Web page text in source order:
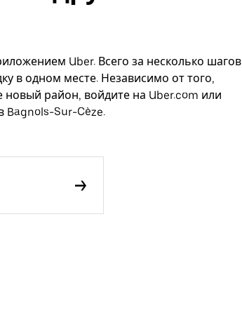
Uber. Всего за несколько шагов
в одном месте. Независимо от того,
новый район, войдите на Uber.com или
Bagnols-Sur-Cèze.